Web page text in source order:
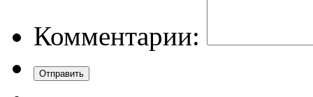
Комментарии: